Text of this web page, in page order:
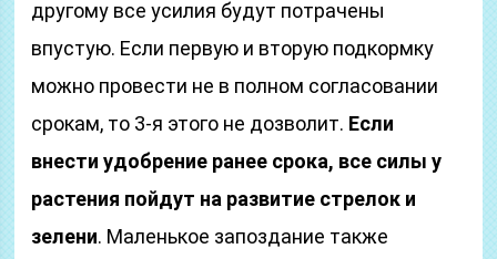
другому все усилия будут потрачены
впустую. Если первую и вторую подкормку
можно провести не в полном согласовании
срокам, то 3-я этого не дозволит. Если
внести удобрение ранее срока, все силы у
растения пойдут на развитие стрелок и
зелени. Маленькое запоздание также